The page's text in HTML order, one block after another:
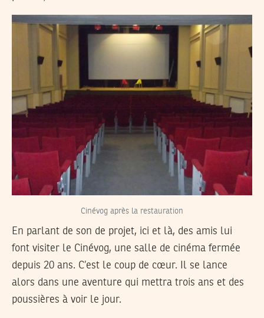
Cinévog après la restauration
En parlant de son de projet, ici et là, des amis lui
font visiter le Cinévog, une salle de cinéma fermée
depuis 20 ans. C’est le coup de cœur. Il se lance
alors dans une aventure qui mettra trois ans et des
poussières à voir le jour.